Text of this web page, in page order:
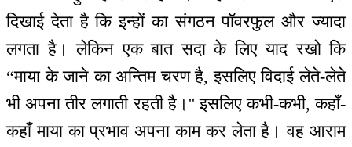
दिखाई देता है कि इन्हों का संगठन पॉवरफुल और ज्यादा
लगता है। लेकिन एक बात सदा के लिए याद रखो कि
“माया के जाने का अन्तिम चरण है, इसलिए विदाई लेते-लेते
भी अपना तीर लगाती रहती है।'' इसलिए कभी-कभी, कहाँ-
कहाँ माया का प्रभाव अपना काम कर लेता है। वह आराम